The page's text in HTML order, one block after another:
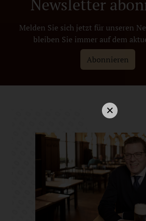
Newsletter
Melden Sie sich jetzt für unseren
bleiben Sie immer auf dem
Abonnieren